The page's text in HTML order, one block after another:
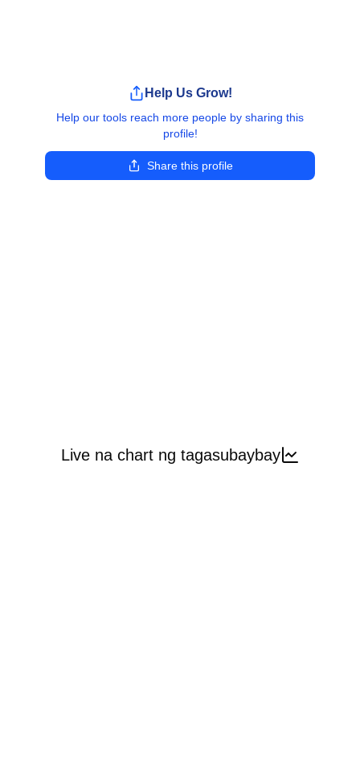
Help Us Grow!
Help our tools reach more people by sharing this
profile!
Share this profile
Live na chart ng tagasubaybay